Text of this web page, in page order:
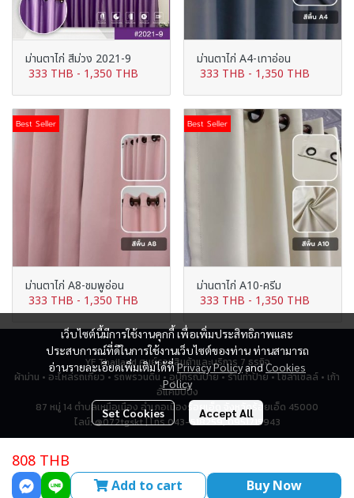
ม่านตาไก่ สีม่วง 2021-9
333 THB - 1,350 THB
ม่านตาไก่ A4-เทาอ่อน
333 THB - 1,350 THB
Best Seller
ม่านตาไก่ A8-ชมพูอ่อน
333 THB - 1,350 THB
Best Seller
ม่านตาไก่ A10-ครีม
333 THB - 1,350 THB
808 THB
Add to cart Buy Now
เว็บไซต์นี้มีการใช้งานคุกกี้ เพื่อเพิ่มประสิทธิภาพและ
ประสบการณ์ที่ดีในการใช้งานเว็บไซต์ของท่าน ท่านสามารถ
อ่านรายละเอียดเพิ่มเติมได้ที่Privacy PolicyandCookies
Policy
Set Cookies Accept All
YF Thailand ศูนย์รวมสินค้าและบริการ 7 ธุรกิจ
ผ้าม่าน • อะไหล่รถเกี่ยว • รถพรวนดิน • อุปกรณ์ป้าย • ร้านทำป้าย • โซล่าเซลล์ • เก้า
อี้แคมป์ปิ้ง
87 หมู่ 14 ตำบลเหนือเมือง อำเภอเมืองร้อยเอ็ด จังหวัดร้อยเอ็ด 45000
ไลน์: @072tgskt | โทร 043-518259, 0951715943
Total Visitor2,772,990